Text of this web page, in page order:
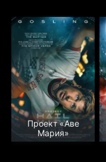
Проект «Аве
Мария»